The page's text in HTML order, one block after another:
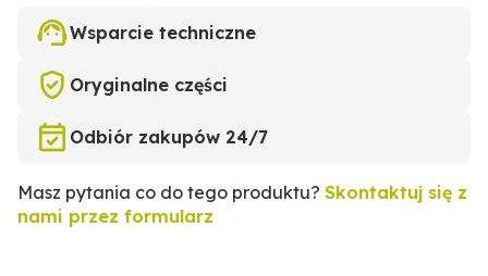
Wsparcie techniczne
Oryginalne części
Odbiór zakupów 24/7
Masz pytania co do tego produktu? Skontaktuj się z
nami przez formularz